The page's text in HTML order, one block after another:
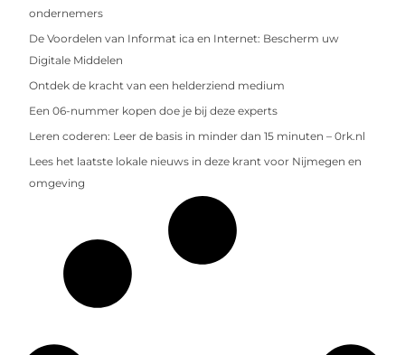
ondernemers
De Voordelen van Informat ica en Internet: Bescherm uw
Digitale Middelen
Ontdek de kracht van een helderziend medium
Een 06-nummer kopen doe je bij deze experts
Leren coderen: Leer de basis in minder dan 15 minuten – 0rk.nl
Lees het laatste lokale nieuws in deze krant voor Nijmegen en
omgeving